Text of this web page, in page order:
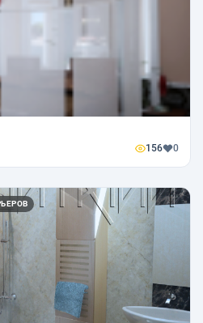
156 0